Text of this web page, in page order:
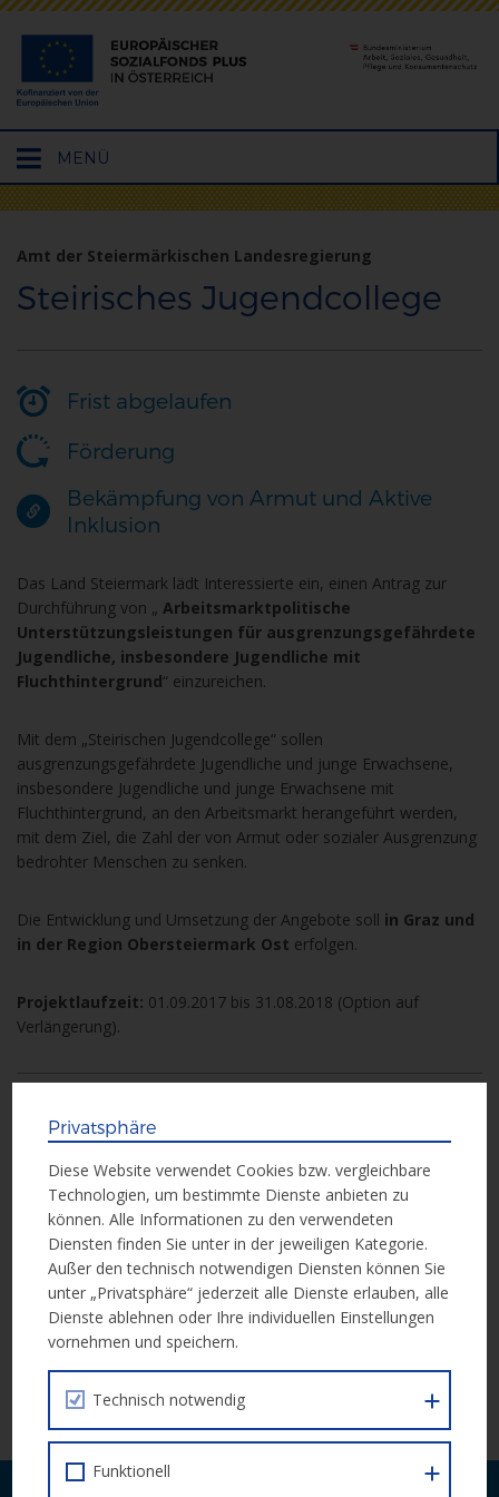
Hauptmenü
öffnen
MENÜ
Amt der Steiermärkischen Landesregierung
Steirisches Jugendcollege
Frist abgelaufen
Förderung
Bekämpfung von Armut und Aktive
Inklusion
Das Land Steiermark lädt Interessierte ein, einen Antrag zur
Durchführung von „ Arbeitsmarktpolitische
Unterstützungsleistungen für ausgrenzungsgefährdete
Jugendliche, insbesondere Jugendliche mit
Fluchthintergrund“ einzureichen.
Mit dem „Steirischen Jugendcollege“ sollen
ausgrenzungsgefährdete Jugendliche und junge Erwachsene,
insbesondere Jugendliche und junge Erwachsene mit
Fluchthintergrund, an den Arbeitsmarkt herangeführt werden,
mit dem Ziel, die Zahl der von Armut oder sozialer Ausgrenzung
bedrohter Menschen zu senken.
Die Entwicklung und Umsetzung der Angebote soll in Graz und
in der Region Obersteiermark Ost erfolgen.
Projektlaufzeit: 01.09.2017 bis 31.08.2018 (Option auf
Verlängerung).
Weitere Informationen
Weitere Informationen erhalten Sie in der folgenden Unterlage:
Call Dokument
Einreichung
Die Einreichung erfolgt elektronisch über die
ESF Datenbank
ZWIMOS.
Privatsphäre
Diese Website verwendet Cookies bzw. vergleichbare
Technologien, um bestimmte Dienste anbieten zu
können. Alle Informationen zu den verwendeten
Diensten finden Sie unter in der jeweiligen Kategorie.
Außer den technisch notwendigen Diensten können Sie
unter „Privatsphäre“ jederzeit alle Dienste erlauben, alle
Dienste ablehnen oder Ihre individuellen Einstellungen
vornehmen und speichern.
Technisch notwendig
Funktionell